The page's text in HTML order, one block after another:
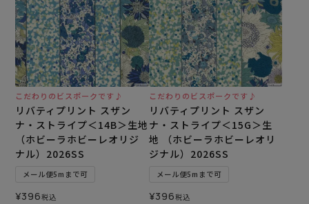
こだわりのビスポークです♪
リバティプリント スザン
ナ・ストライプ＜14B＞生地
（ホビーラホビーレオリジ
ナル）2026SS
メール便5mまで可
¥396税込
こだわりのビスポークです♪
リバティプリント スザン
ナ・ストライプ＜15G＞生
地 （ホビーラホビーレオリ
ジナル）2026SS
メール便5mまで可
¥396税込